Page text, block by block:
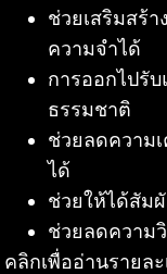
ช่วยเสริมสร้
ความจำได้
การออกไปรั
ธรรมชาติ
ช่วยลดความ
ได้
ช่วยให้ได้สัม
ช่วยลดความ
คลิกเพื่ออ่านรายล